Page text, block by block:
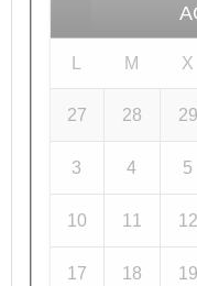
M X
27 28 29
3 4 5
10 11 12
17 18 19